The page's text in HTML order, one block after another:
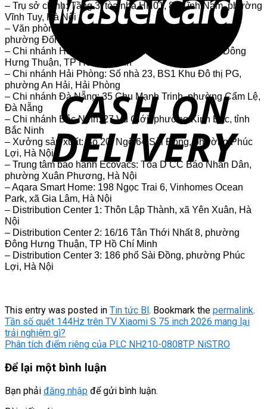
– Trụ sở chính: Tầng 3, tòa nhà HH01, 87 Lĩnh Nam, phường
Vĩnh Tuy, Hà Nội
– Văn phòng Thái Hà: Số 2, ngách 41/33 phố Thái Hà,
phường Đống Đa, Hà Nội
– Chi nhánh Hồ Chí Minh: 55 Minh Phụng, phường Đông
Hưng Thuận, TP Hồ Chí Minh
– Chi nhánh Hải Phòng: Số nhà 23, BS1 Khu Đô thị PG,
phường An Hải, Hải Phòng
– Chi nhánh Đà Nẵng: 35 Chu Mạnh Trinh, phường Cẩm Lệ,
Đà Nẵng
– Chi nhánh Bắc Ninh: 27 Vũ Giới, phường Kinh Bắc, tỉnh
Bắc Ninh
– Xưởng sản xuất: Số 20, Ngõ 64 Sài Đồng, phường Phúc
Lợi, Hà Nội
– Trung tâm bảo hành Ecovacs: Tòa D CC Báo Nhân Dân,
phường Xuân Phương, Hà Nội
– Aqara Smart Home: 198 Ngọc Trai 6, Vinhomes Ocean
Park, xã Gia Lâm, Hà Nội
– Distribution Center 1: Thôn Lập Thành, xã Yên Xuân, Hà
Nội
– Distribution Center 2: 16/16 Tân Thới Nhất 8, phường
Đông Hưng Thuận, TP Hồ Chí Minh
– Distribution Center 3: 186 phố Sài Đồng, phường Phúc
Lợi, Hà Nội
This entry was posted in Tin tức Bl. Bookmark the permalink.
Tần số quét 144Hz trên TV Xiaomi S 75 inch 2026 mang lại
trải nghiệm gì?
Phân tích điểm riêng của PLC NH210-0808TP NiSTRO
Để lại một bình luận
Bạn phải đăng nhập để gửi bình luận.